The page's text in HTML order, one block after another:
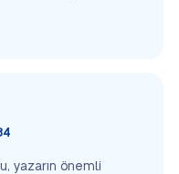
yazarın önemli